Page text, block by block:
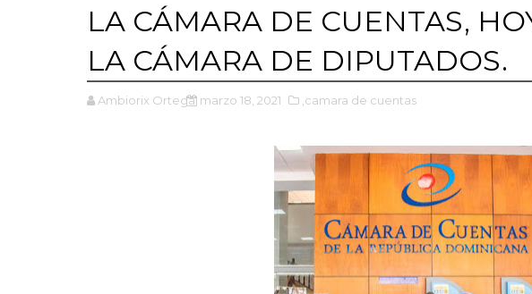
LA CÁMARA DE CUENTAS,
LA CÁMARA DE DIPUTADOS.
Ambiorix Ortega marzo 18, 2021 ,camara de cuentas